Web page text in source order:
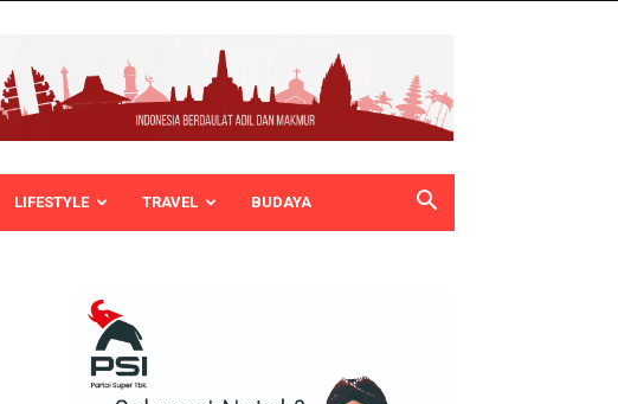
LIFESTYLE TRAVEL BUDAYA